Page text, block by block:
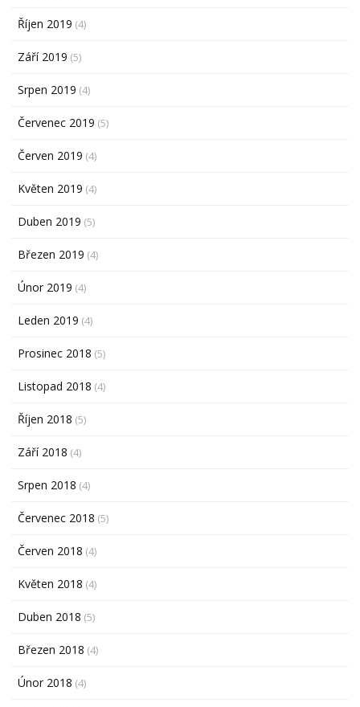
Říjen 2019 (4)
Září 2019 (5)
Srpen 2019 (4)
Červenec 2019 (5)
Červen 2019 (4)
Květen 2019 (4)
Duben 2019 (5)
Březen 2019 (4)
Únor 2019 (4)
Leden 2019 (4)
Prosinec 2018 (5)
Listopad 2018 (4)
Říjen 2018 (5)
Září 2018 (4)
Srpen 2018 (4)
Červenec 2018 (5)
Červen 2018 (4)
Květen 2018 (4)
Duben 2018 (5)
Březen 2018 (4)
Únor 2018 (4)